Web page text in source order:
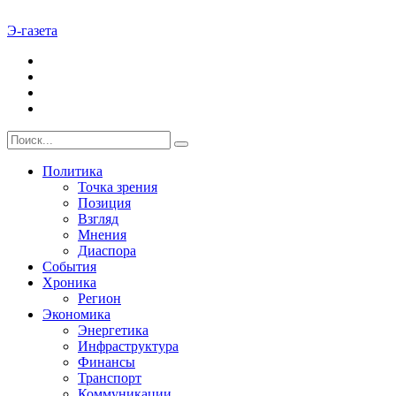
Э-газета
Политика
Точка зрения
Позиция
Взгляд
Мнения
Диаспора
События
Хроника
Регион
Экономика
Энергетика
Инфраструктура
Финансы
Транспорт